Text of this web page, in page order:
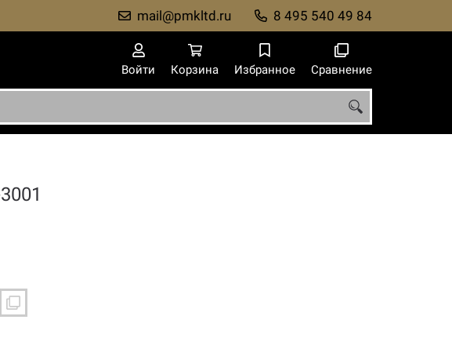
8 495 540 49 84
mail@pmkltd.ru
Войти Корзина Избранное Сравнение